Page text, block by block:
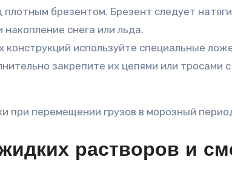
брезентом. Брезент следует
снега или льда.
используйте специальные
закрепите их цепями или тросами
при перемещении грузов в морозный
растворов и